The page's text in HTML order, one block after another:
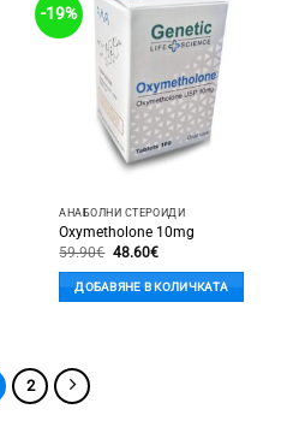
-19%
Добави
'Любими'
АНАБОЛНИ СТЕРОИДИ
Oxymetholone 10mg
59.90€ Original
was:
59.90€.
48.60€Текущата
е:
48.60€.
ДОБАВЯНЕ В КОЛИЧКАТА
2